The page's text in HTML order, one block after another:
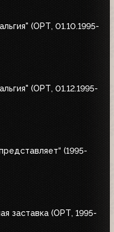
(ОРТ, 01.10.1995-
(ОРТ, 01.12.1995-
(1995-
заставка (ОРТ, 1995-